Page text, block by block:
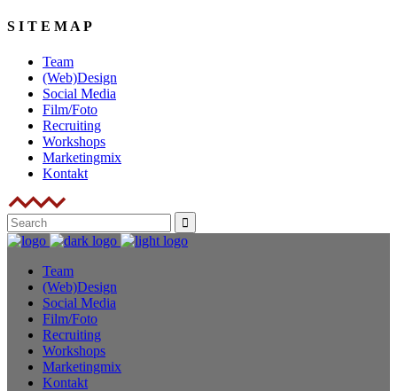
S I T E M A P
Team
(Web)Design
Social Media
Film/Foto
Recruiting
Workshops
Marketingmix
Kontakt
Team
(Web)Design
Social Media
Film/Foto
Recruiting
Workshops
Marketingmix
Kontakt